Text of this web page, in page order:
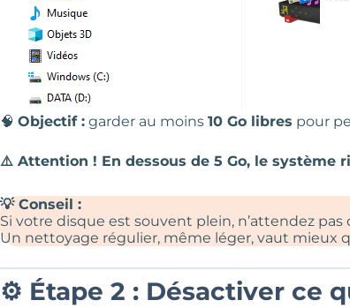
🧠 Objectif : garder au moins 10 Go libres pour
⚠️ Attention ! En dessous de 5 Go, le système
💡 Conseil :
Si votre disque est souvent plein, n’attendez
Un nettoyage régulier, même léger, vaut mieux
⚙️ Étape 2 : Désactiver ce